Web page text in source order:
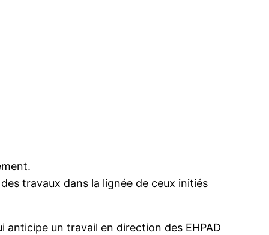
travaux dans la lignée de ceux initiés
un travail en direction des EHPAD